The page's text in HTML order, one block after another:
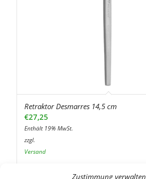
Zustimmung verwalten
Retraktor Desmarres 14,5 cm
€27,25
Enthält 19% MwSt.
zzgl.
Versand